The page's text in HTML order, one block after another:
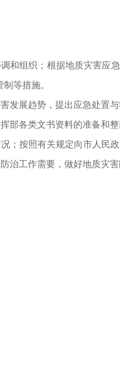
和组织；根据地质灾害应
等措施。
发展趋势，提出应急处置与
部各类文书资料的准备和整
；按照有关规定向市人
治工作需要，做好地质灾害